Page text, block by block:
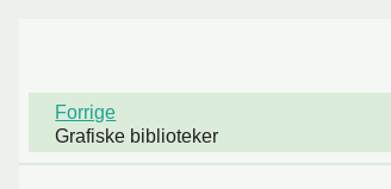
Forrige
Grafiske biblioteker